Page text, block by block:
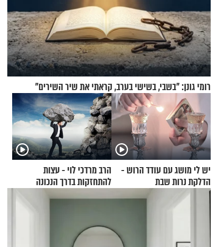
רומי גונן: "בשבי, בשישי בערב, קראתי את שיר השירים"
יש לי מושג עם עודד הרוש -
הדלקת נרות שבת
הרב מרדכי לוי - עצות
להתחזקות בדרך הנכונה